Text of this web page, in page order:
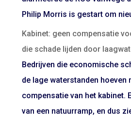
Philip Morris is gestart om
Kabinet: geen compensatie
die schade lijden door
Bedrijven die economische
de lage waterstanden hoeven
compensatie van het kabinet.
van een natuurramp, en dus